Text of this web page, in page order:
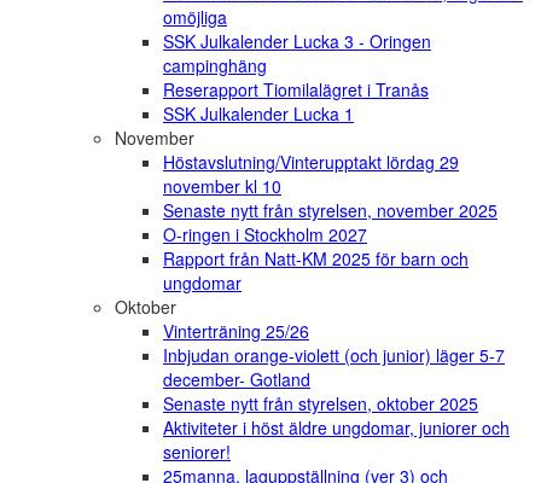
omöjliga
SSK Julkalender Lucka 3 - Oringen
campinghäng
Reserapport Tiomilalägret i Tranås
SSK Julkalender Lucka 1
November
Höstavslutning/Vinterupptakt lördag 29
november kl 10
Senaste nytt från styrelsen, november 2025
O-ringen i Stockholm 2027
Rapport från Natt-KM 2025 för barn och
ungdomar
Oktober
Vinterträning 25/26
Inbjudan orange-violett (och junior) läger 5-7
december- Gotland
Senaste nytt från styrelsen, oktober 2025
Aktiviteter i höst äldre ungdomar, juniorer och
seniorer!
25manna, laguppställning (ver 3) och